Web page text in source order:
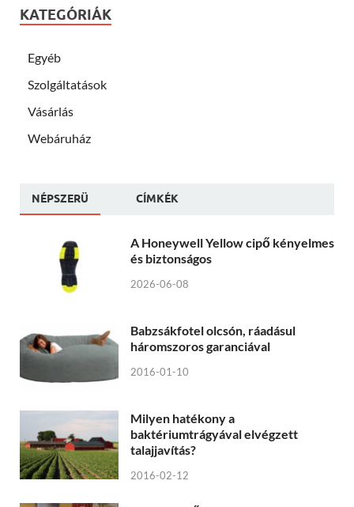
KATEGÓRIÁK
Egyéb
Szolgáltatások
Vásárlás
Webáruház
NÉPSZERÜ CÍMKÉK
A Honeywell Yellow cipő kényelmes
és biztonságos
2026-06-08
Babzsákfotel olcsón, ráadásul
háromszoros garanciával
2016-01-10
Milyen hatékony a
baktériumtrágyával elvégzett
talajjavítás?
2016-02-12